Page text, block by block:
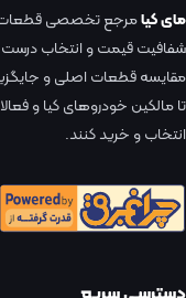
مای کیامرجع تخصصی قطعات
شفافیت قیمت و انتخاب درست
مقایسه قطعات اصلی و
تا مالکین خودروهای کیا و
انتخاب و خرید کنند.